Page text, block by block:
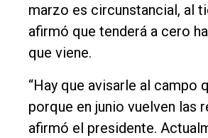
Int.
General
Política
Cultura
Entrevistas
marzo es circunstancial, al
afirmó que tenderá a cero
que viene.
“Hay que avisarle al campo
porque en junio vuelven las
afirmó el presidente.